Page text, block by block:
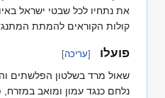
את נתחיו לכל שבטי ישראל
קולות הקוראים להמתת
פועלו [עריכה]
שאול מרד בשלטון הפלשתים
נלחם כנגד עמון ומואב